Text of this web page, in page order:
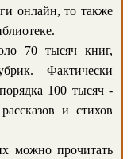
онлайн, то также
70 тысяч книг,
Фактически
100 тысяч -
и стихов
можно прочитать